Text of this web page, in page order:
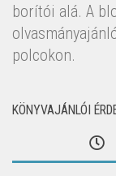
borítói alá. A
polcokon.
KÖNYVAJÁNLÓI